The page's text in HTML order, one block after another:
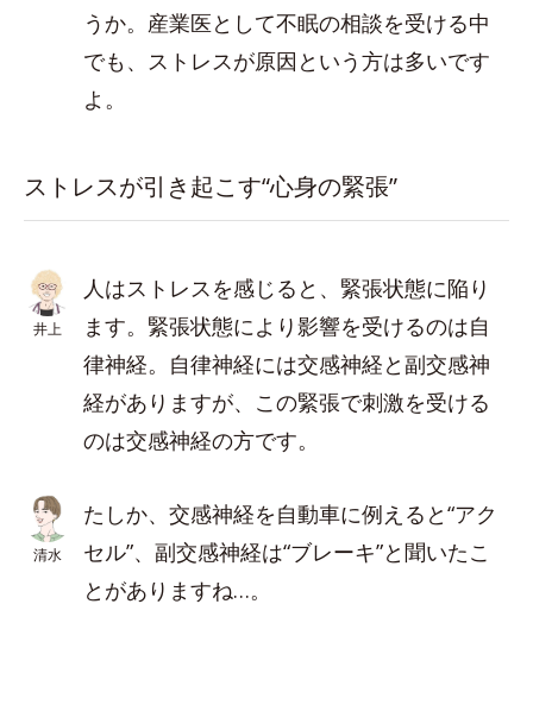
うか。産業医として不眠の相談を受ける中
でも、ストレスが原因という方は多いです
よ。
ストレスが引き起こす“心身の緊張”
井上
人はストレスを感じると、緊張状態に陥り
ます。緊張状態により影響を受けるのは自
律神経。自律神経には交感神経と副交感神
経がありますが、この緊張で刺激を受ける
のは交感神経の方です。
清水
たしか、交感神経を自動車に例えると“アク
セル”、副交感神経は“ブレーキ”と聞いたこ
とがありますね…。